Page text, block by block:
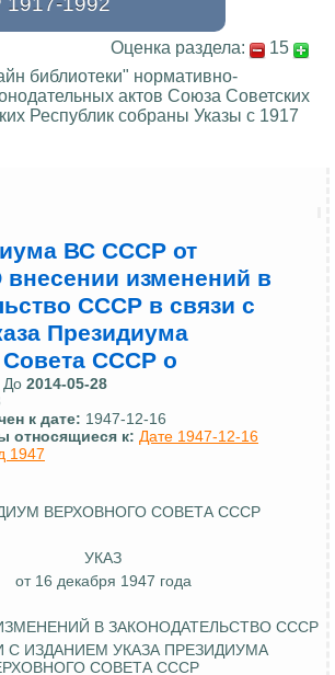
Оценка раздела:
15
библиотеки" нормативно-
актов Союза Советских
Республик собраны Указы с 1917
ВС СССР от
внесении изменений в
СССР в связи с
Президиума
Совета СССР о
До 2014-05-28
к дате: 1947-12-16
относящиеся к: Дате 1947-12-16
1947
ВЕРХОВНОГО СОВЕТА СССР
УКАЗ
от 16 декабря 1947 года
В ЗАКОНОДАТЕЛЬСТВО СССР
С ИЗДАНИЕМ УКАЗА ПРЕЗИДИУМА
СОВЕТА СССР